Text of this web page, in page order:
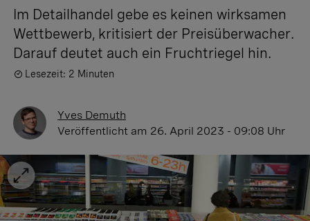
Im Detailhandel gebe es keinen wirksamen
Wettbewerb, kritisiert der Preisüberwacher.
Darauf deutet auch ein Fruchtriegel hin.
Lesezeit: 2 Minuten
Yves Demuth
Veröffentlicht am 26. April 2023 - 09:08 Uhr